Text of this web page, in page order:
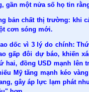
gần một nửa số họ tin
bản chất thị trường: khi
cơn sóng mới.
dốc vì 3 lý do chính:
gấp đôi dự báo, khiến
hai, đồng USD mạnh lên
Mỹ tăng mạnh kéo
gây áp lực lạm phát